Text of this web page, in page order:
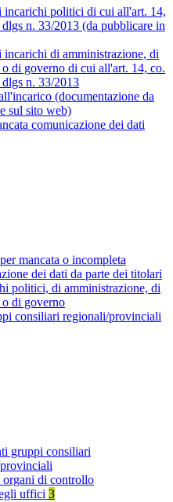
incarichi politici di cui all'art. 14,
n. 33/2013 (da pubblicare in
incarichi di amministrazione, di
di governo di cui all'art. 14, co.
n. 33/2013
(documentazione da
sul sito web)
comunicazione dei dati
mancata o incompleta
dei dati da parte dei titolari
politici, di amministrazione, di
di governo
consiliari regionali/provinciali
gruppi consiliari
di controllo
uffici 3